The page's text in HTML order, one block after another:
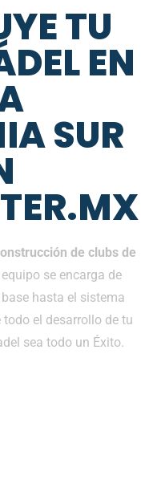
TU
EN
SUR
de clubs de
se encarga de
hasta el sistema
el desarrollo de tu
sea todo un Éxito.